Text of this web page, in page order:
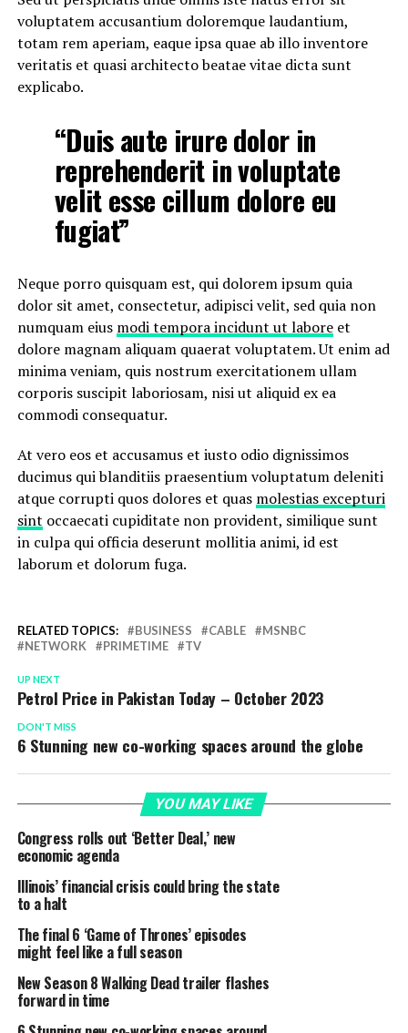
voluptatem accusantium doloremque laudantium,
totam rem aperiam, eaque ipsa quae ab illo inventore
veritatis et quasi architecto beatae vitae dicta sunt
explicabo.
“Duis aute irure dolor in
reprehenderit in voluptate
velit esse cillum dolore eu
fugiat”
Neque porro quisquam est, qui dolorem ipsum quia
dolor sit amet, consectetur, adipisci velit, sed quia non
numquam eius modi tempora incidunt ut laboreet
dolore magnam aliquam quaerat voluptatem. Ut enim ad
minima veniam, quis nostrum exercitationem ullam
corporis suscipit laboriosam, nisi ut aliquid ex ea
commodi consequatur.
At vero eos et accusamus et iusto odio dignissimos
ducimus qui blanditiis praesentium voluptatum deleniti
atque corrupti quos dolores et quas molestias excepturi
sint occaecati cupiditate non provident, similique sunt
in culpa qui officia deserunt mollitia animi, id est
laborum et dolorum fuga.
RELATED TOPICS: BUSINESS CABLE
MSNBC
NETWORK
PRIMETIME TV
UP NEXT
Petrol Price in Pakistan Today – October 2023
DON'T MISS
6 Stunning new co-working spaces around the globe
YOU MAY LIKE
Congress rolls out ‘Better Deal,’ new
economic agenda
Illinois’ financial crisis could bring the state
to a halt
The final 6 ‘Game of Thrones’ episodes
might feel like a full season
New Season 8 Walking Dead trailer flashes
forward in time